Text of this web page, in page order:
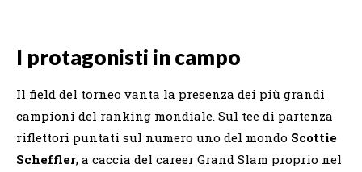
I protagonisti in campo
Il field del torneo vanta la presenza dei più grandi
campioni del ranking mondiale. Sul tee di partenza
riflettori puntati sul numero uno del mondo Scottie
Scheffler, a caccia del career Grand Slam proprio nel